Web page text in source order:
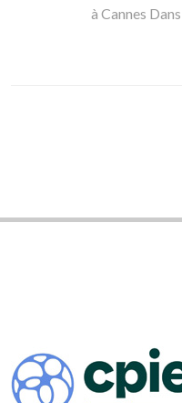
à Cannes